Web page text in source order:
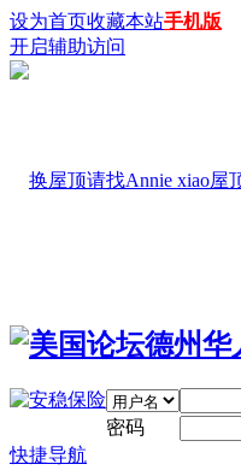
设为首页收藏本站手机版
开启辅助访问
密码
快捷导航